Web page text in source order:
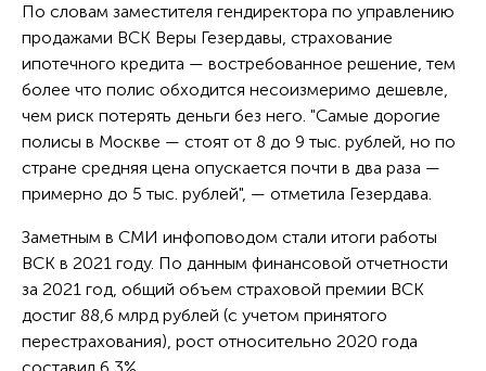
По словам заместителя гендиректора по управлению
продажами ВСК Веры Гезердавы, страхование
ипотечного кредита — востребованное решение, тем
более что полис обходится несоизмеримо дешевле,
чем риск потерять деньги без него. "Самые дорогие
полисы в Москве — стоят от 8 до 9 тыс. рублей, но по
стране средняя цена опускается почти в два раза —
примерно до 5 тыс. рублей", — отметила Гезердава.
Заметным в СМИ инфоповодом стали итоги работы
ВСК в 2021 году. По данным финансовой отчетности
за 2021 год, общий объем страховой премии ВСК
достиг 88,6 млрд рублей (с учетом принятого
перестрахования), рост относительно 2020 года